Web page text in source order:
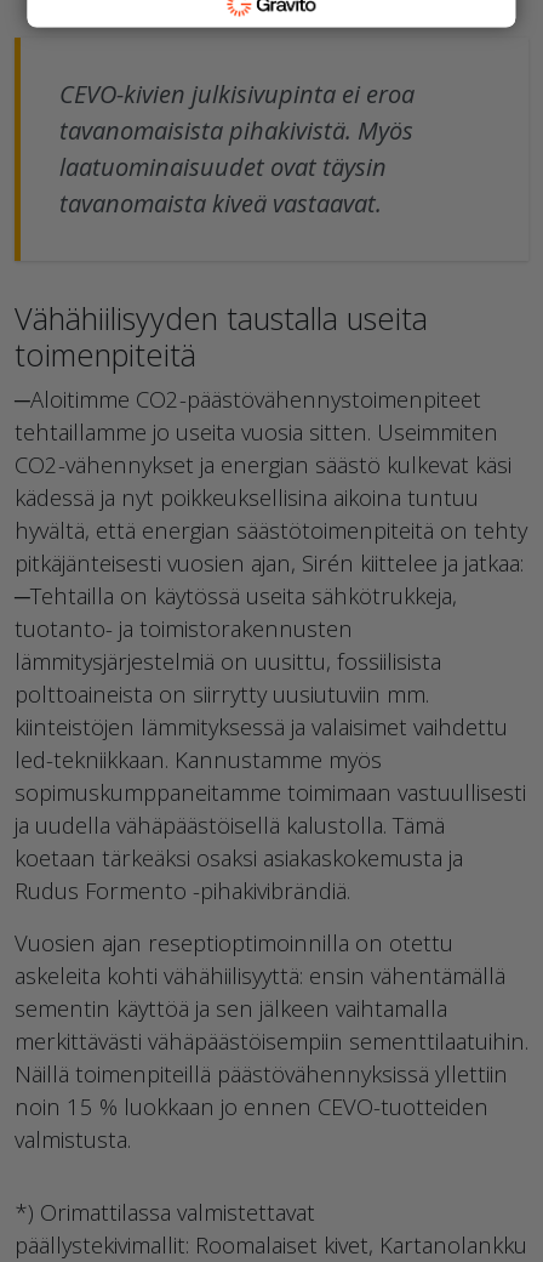
CEVO-kivien julkisivupinta ei eroa
tavanomaisista pihakivistä. Myös
laatuominaisuudet ovat täysin
tavanomaista kiveä vastaavat.
Vähähiilisyyden taustalla useita
toimenpiteitä
─Aloitimme CO2-päästövähennystoimenpiteet
tehtaillamme jo useita vuosia sitten. Useimmiten
CO2-vähennykset ja energian säästö kulkevat käsi
kädessä ja nyt poikkeuksellisina aikoina tuntuu
hyvältä, että energian säästötoimenpiteitä on tehty
pitkäjänteisesti vuosien ajan, Sirén kiittelee ja jatkaa:
─Tehtailla on käytössä useita sähkötrukkeja,
tuotanto- ja toimistorakennusten
lämmitysjärjestelmiä on uusittu, fossiilisista
polttoaineista on siirrytty uusiutuviin mm.
kiinteistöjen lämmityksessä ja valaisimet vaihdettu
led-tekniikkaan. Kannustamme myös
sopimuskumppaneitamme toimimaan vastuullisesti
ja uudella vähäpäästöisellä kalustolla. Tämä
koetaan tärkeäksi osaksi asiakaskokemusta ja
Rudus Formento -pihakivibrändiä.
Vuosien ajan reseptioptimoinnilla on otettu
askeleita kohti vähähiilisyyttä: ensin vähentämällä
sementin käyttöä ja sen jälkeen vaihtamalla
merkittävästi vähäpäästöisempiin sementtilaatuihin.
Näillä toimenpiteillä päästövähennyksissä yllettiin
noin 15 % luokkaan jo ennen CEVO-tuotteiden
valmistusta.
*) Orimattilassa valmistettavat
päällystekivimallit: Roomalaiset kivet, Kartanolankku